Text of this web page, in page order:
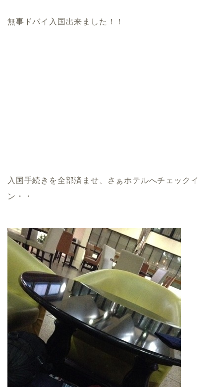
無事ドバイ入国出来ました！！
入国手続きを全部済ませ、さぁホテルへチェックイ
ン・・